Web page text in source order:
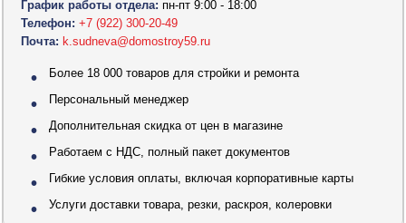
График работы отдела: пн-пт 9:00 - 18:00
Телефон: +7 (922) 300-20-49
Почта: k.sudneva@domostroy59.ru
Более 18 000 товаров для стройки и ремонта
Персональный менеджер
Дополнительная скидка от цен в магазине
Работаем с НДС, полный пакет документов
Гибкие условия оплаты, включая корпоративные карты
Услуги доставки товара, резки, раскроя, колеровки